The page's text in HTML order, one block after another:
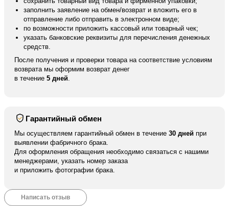
заполнить заявление на обмен/возврат и вложить его в
отправление либо отправить в электронном виде;
по возможности приложить кассовый или товарный чек;
указать банковские реквизиты для перечисления денежных
средств.
После получения и проверки товара на соответствие условиям
возврата мы оформим возврат денег
в течение 5 дней.
Гарантийный обмен
Мы осуществляем гарантийный обмен в течение 30 дней при
выявлении фабричного брака.
Для оформления обращения необходимо связаться с нашими
менеджерами, указать номер заказа
и приложить фотографии брака.
Написать отзыв